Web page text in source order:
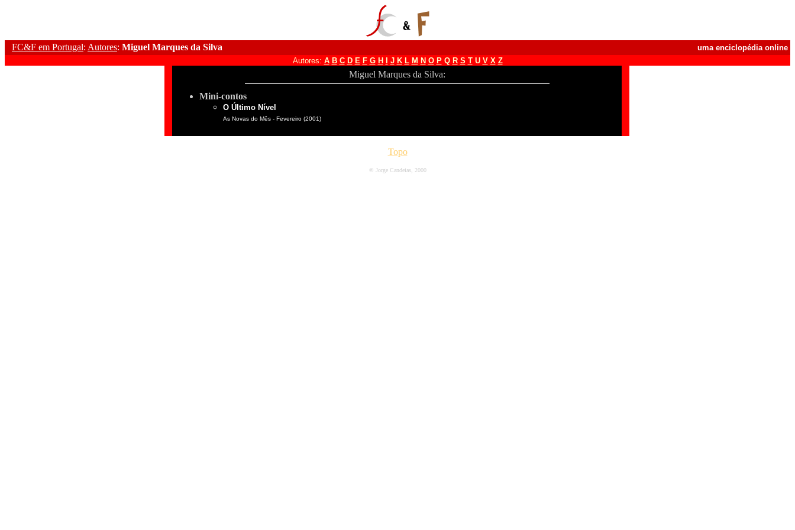
FC&F em Portugal: Autores: Miguel Marques da Silva
uma enciclopédia online
Autores: A B C D E F G H J K L M N O P Q R S T U V X Z
Miguel Marques da Silva:
Mini-contos
O Último Nível
As Novas do Mês - Fevereiro (2001)
Topo
© Jorge Candeias, 2000